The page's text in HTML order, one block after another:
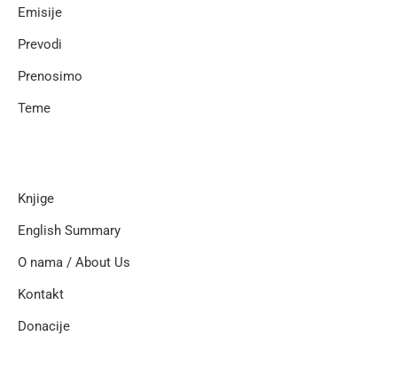
Emisije
Prevodi
Prenosimo
Teme
Knjige
English Summary
O nama / About Us
Kontakt
Donacije